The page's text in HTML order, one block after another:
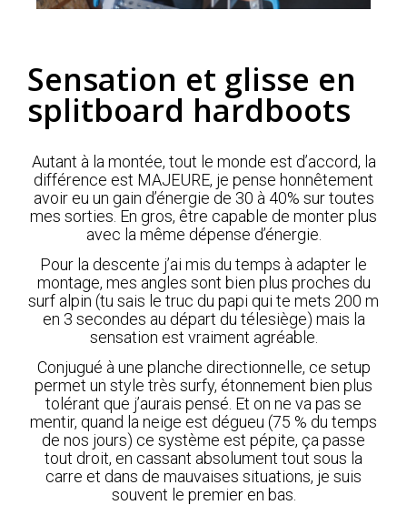
Sensation et glisse en
splitboard hardboots
Autant à la montée, tout le monde est d’accord, la
différence est MAJEURE, je pense honnêtement
avoir eu un gain d’énergie de 30 à 40% sur toutes
mes sorties. En gros, être capable de monter plus
avec la même dépense d’énergie.
Pour la descente j’ai mis du temps à adapter le
montage, mes angles sont bien plus proches du
surf alpin (tu sais le truc du papi qui te mets 200 m
en 3 secondes au départ du télesiège) mais la
sensation est vraiment agréable.
Conjugué à une planche directionnelle, ce setup
permet un style très surfy, étonnement bien plus
tolérant que j’aurais pensé. Et on ne va pas se
mentir, quand la neige est dégueu (75 % du temps
de nos jours) ce système est pépite, ça passe
tout droit, en cassant absolument tout sous la
carre et dans de mauvaises situations, je suis
souvent le premier en bas.